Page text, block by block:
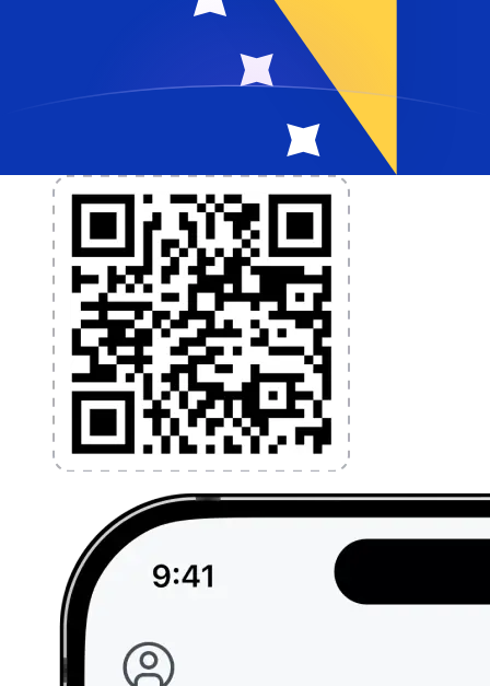
und Währungsmanagement benötigst. Währungen
umrechnen, Kursbenachrichtigungen einrichten und
Geld ins Ausland überweisen, ohne versteckte
Gebühren. Heute herunterladen!